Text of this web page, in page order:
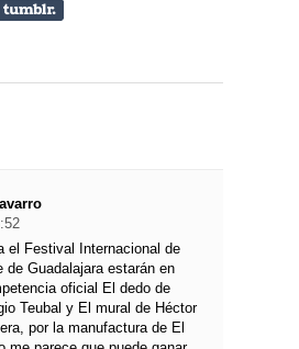
el Festival Internacional de
de Guadalajara estarán en
oficial El dedo de
Teubal y El mural de Héctor
por la manufactura de El